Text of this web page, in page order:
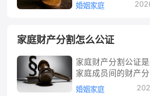
自保管，也无其他
小张和小王，婚后共
产，但双方约定离
共有，暂不进行分
有效，也可实现离
财产与个人财产的
实践中需注意证据
一问题并非单一情形
为自然人或企业经
涉及个人财产、夫
财产等不同性质，
心是区分个人财产与
割时需结合财产来源
否用于共同生活等证
典》物权编及相关
属。实践中需注意
账记录等关键证据，
询专业律师。 同性
婚姻家庭
家庭财产分割怎么公证
家庭财产分割公证
家庭成员间的财产
性、合法性证明的
婚姻家庭